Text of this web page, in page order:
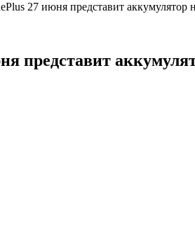
27 июня представит
представит